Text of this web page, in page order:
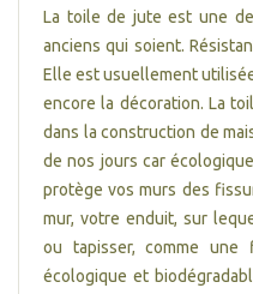
La toile de jute est une
anciens qui soient.
Elle est usuellement
encore la décoration. La
dans la construction de
de nos jours car
protège vos murs des
mur, votre enduit, sur
ou tapisser, comme une
écologique et